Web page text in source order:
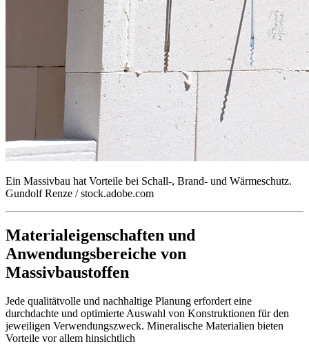
Ein Massivbau hat Vorteile bei Schall-, Brand- und Wärmeschutz.
Gundolf Renze / stock.adobe.com
Materialeigenschaften und
Anwendungsbereiche von
Massivbaustoffen
Jede qualitätvolle und nachhaltige Planung erfordert eine
durchdachte und optimierte Auswahl von Konstruktionen für den
jeweiligen Verwendungszweck. Mineralische Materialien bieten
Vorteile vor allem hinsichtlich